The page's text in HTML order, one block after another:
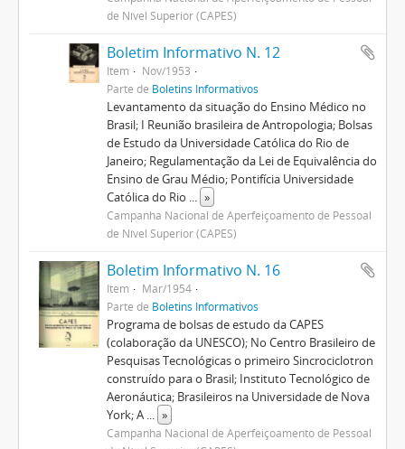
de Nível Superior (CAPES)
Boletim Informativo N. 12
Item
Nov/1953
Parte de Boletins Informativos
Levantamento da situação do Ensino Médico no
Brasil; I Reunião brasileira de Antropologia; Bolsas
de Estudo da Universidade Católica do Rio de
Janeiro; Regulamentação da Lei de Equivalência do
Ensino de Grau Médio; Pontifícia Universidade
Católica do Rio ... »
Campanha Nacional de Aperfeiçoamento de Pessoal
de Nível Superior (CAPES)
Boletim Informativo N. 16
Item
Mar/1954
Parte de Boletins Informativos
Programa de bolsas de estudo da CAPES
(colaboração da UNESCO); No Centro Brasileiro de
Pesquisas Tecnológicas o primeiro Sincrociclotron
construído para o Brasil; Instituto Tecnológico de
Aeronáutica; Brasileiros na Universidade de Nova
York; A ... »
Campanha Nacional de Aperfeiçoamento de Pessoal